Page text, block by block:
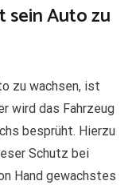
sein Auto zu
zu wachsen, ist
wird das Fahrzeug
besprüht. Hierzu
Schutz bei
Hand gewachstes